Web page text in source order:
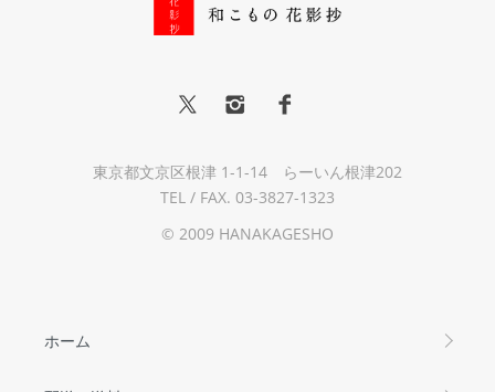
東京都文京区根津 1-1-14 らーいん根津202
TEL / FAX. 03-3827-1323
© 2009 HANAKAGESHO
ホーム